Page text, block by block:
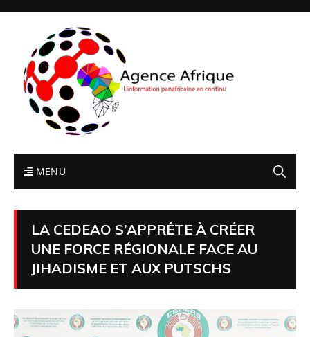
MENU
LA CEDEAO S’APPRÊTE À CRÉER
UNE FORCE RÉGIONALE FACE AU
JIHADISME ET AUX PUTSCHS